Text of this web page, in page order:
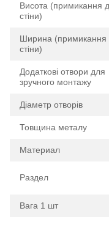
Висота (примикання
стіни)
Ширина (примикання
стіни)
Додаткові отвори для
зручного монтажу
Діаметр отворів
Товщина металу
Материал
Раздел
Вага 1 шт